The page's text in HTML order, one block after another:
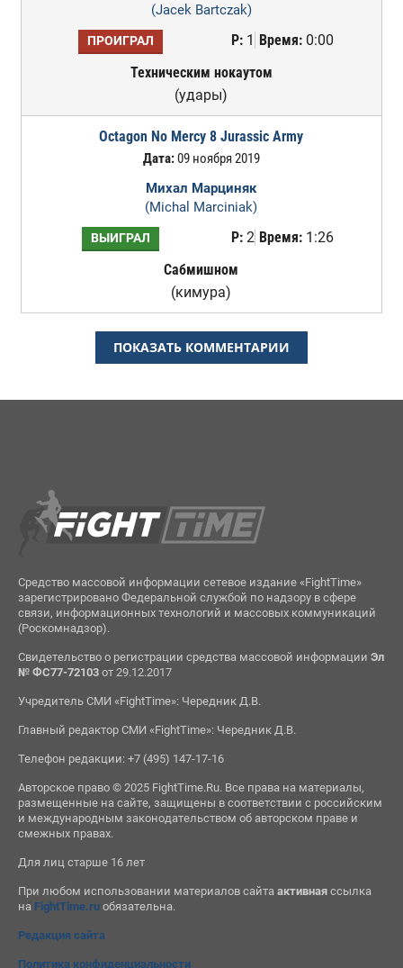
(Jacek Bartczak)
ПРОИГРАЛ Р:1 Время:0:00
Техническим нокаутом
(удары)
Octagon No Mercy 8 Jurassic Army
Дата:09 ноября 2019
Михал Марциняк
(Michal Marciniak)
ВЫИГРАЛ Р:2 Время:1:26
Сабмишном
(кимура)
ПОКАЗАТЬ КОММЕНТАРИИ
Средство массовой информации сетевое издание «FightTime»
зарегистрировано Федеральной службой по надзору в сфере
связи, информационных технологий и массовых коммуникаций
(Роскомнадзор).
Свидетельство о регистрации средства массовой информации Эл
№ ФС77-72103от 29.12.2017
Учредитель СМИ «FightTime»: Чередник Д.В.
Главный редактор СМИ «FightTime»: Чередник Д.В.
Телефон редакции: +7 (495) 147-17-16
Авторское право © 2025 FightTime.Ru. Все права на материалы,
размещенные на сайте, защищены в соответствии с российским
и международным законодательством об авторском праве и
смежных правах.
Для лиц старше 16 лет
При любом использовании материалов сайта активнаяссылка
на FightTime.ruобязательна.
Редакция сайта
Политика конфиденциальности